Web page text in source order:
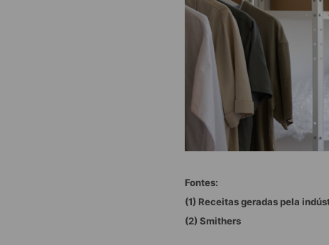
Fontes:
(1) Receitas geradas pela
(2) Smithers